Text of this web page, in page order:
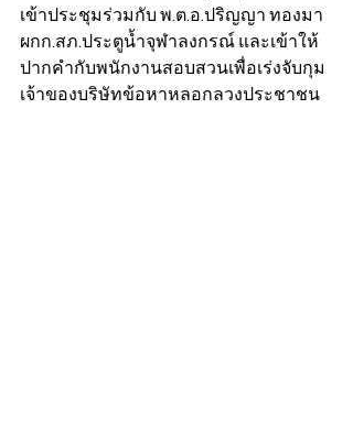
เข้าประชุมร่วมกับ พ.ต.อ.ปริญญา ทองมา
ผกก.สภ.ประตูน้ำจุฬาลงกรณ์ และเข้าให้
ปากคำกับพนักงานสอบสวนเพื่อเร่งจับกุม
เจ้าของบริษัทข้อหาหลอกลวงประชาชน